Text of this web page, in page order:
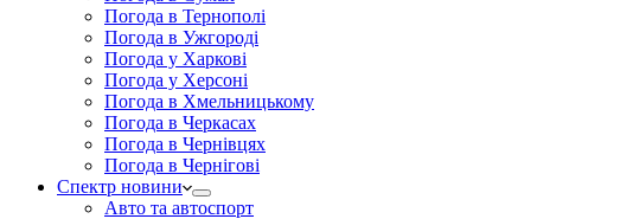
Погода в Тернополі
Погода в Ужгороді
Погода у Харкові
Погода у Херсоні
Погода в Хмельницькому
Погода в Черкасах
Погода в Чернівцях
Погода в Чернігові
Спектр новини
Авто та автоспорт